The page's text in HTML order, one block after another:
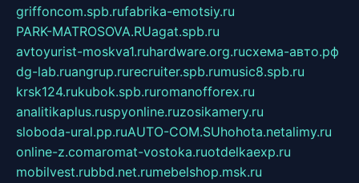
griffoncom.spb.rufabrika-emotsiy.ru
PARK-MATROSOVA.RUagat.spb.ru
avtoyurist-moskva1.ruhardware.org.ruсхема-авто.рф
dg-lab.ruangrup.rurecruiter.spb.rumusic8.spb.ru
krsk124.rukubok.spb.ruromanofforex.ru
analitikaplus.ruspyonline.ruzosikamery.ru
sloboda-ural.pp.ruAUTO-COM.SUhohota.netalimy.ru
online-z.comaromat-vostoka.ruotdelkaexp.ru
mobilvest.rubbd.net.rumebelshop.msk.ru